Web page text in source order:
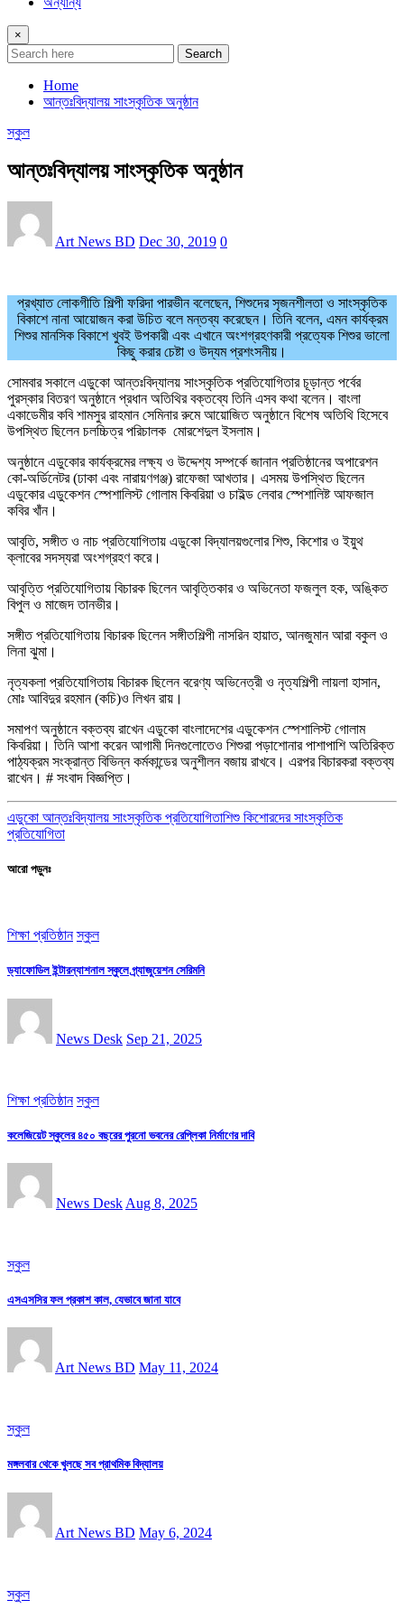
×
Search
Home
আন্তঃবিদ্যালয় সাংস্কৃতিক অনুষ্ঠান
স্কুল
আন্তঃবিদ্যালয় সাংস্কৃতিক অনুষ্ঠান
Art News BD Dec 30, 2019 0
প্রখ্যাত লোকগীতি শিল্পী ফরিদা পারভীন বলেছেন, শিশুদের সৃজনশীলতা ও সাংস্কৃতিক
বিকাশে নানা আয়োজন করা উচিত বলে মন্তব্য করেছেন। তিনি বলেন, এমন কার্যক্রম
শিশুর মানসিক বিকাশে খুবই উপকারী এবং এখানে অংশগ্রহণকারী প্রত্যেক শিশুর ভালো
কিছু করার চেষ্টা ও উদ্যম প্রশংসনীয়।
সোমবার সকালে এডুকো আন্তঃবিদ্যালয় সাংস্কৃতিক প্রতিযোগিতার চূড়ান্ত পর্বের
পুরস্কার বিতরণ অনুষ্ঠানে প্রধান অতিথির বক্তব্যে তিনি এসব কথা বলেন। বাংলা
একাডেমীর কবি শামসুর রাহমান সেমিনার রুমে আয়োজিত অনুষ্ঠানে বিশেষ অতিথি হিসেবে
উপস্থিত ছিলেন চলচ্চিত্র পরিচালক মোরশেদুল ইসলাম।
অনুষ্ঠানে এডুকোর কার্যক্রমের লক্ষ্য ও উদ্দেশ্য সম্পর্কে জানান প্রতিষ্ঠানের অপারেশন
কো-অর্ডিনেটর (ঢাকা এবং নারায়ণগঞ্জ) রাফেজা আখতার। এসময় উপস্থিত ছিলেন
এডুকোর এডুকেশন স্পেশালিস্ট গোলাম কিবরিয়া ও চাইল্ড লেবার স্পেশালিষ্ট আফজাল
কবির খাঁন।
আবৃতি, সঙ্গীত ও নাচ প্রতিযোগিতায় এডুকো বিদ্যালয়গুলোর শিশু, কিশোর ও ইয়ুথ
ক্লাবের সদস্যরা অংশগ্রহণ করে।
আবৃত্তি প্রতিযোগিতায় বিচারক ছিলেন আবৃত্তিকার ও অভিনেতা ফজলুল হক, অঙ্কিত
বিপুল ও মাজেদ তানভীর।
সঙ্গীত প্রতিযোগিতায় বিচারক ছিলেন সঙ্গীতশিল্পী নাসরিন হায়াত, আনজুমান আরা বকুল ও
লিনা ঝুমা।
নৃত্যকলা প্রতিযোগিতায় বিচারক ছিলেন বরেণ্য অভিনেত্রী ও নৃত্যশিল্পী লায়লা হাসান,
মোঃ আবিদুর রহমান (কচি)ও লিখন রায়।
সমাপণ অনুষ্ঠানে বক্তব্য রাখেন এডুকো বাংলাদেশের এডুকেশন স্পেশালিস্ট গোলাম
কিবরিয়া। তিনি আশা করেন আগামী দিনগুলোতেও শিশুরা পড়াশোনার পাশাপাশি অতিরিক্ত
পাঠ্যক্রম সংক্রান্ত বিভিন্ন কর্মকান্ডের অনুশীলন বজায় রাখবে। এরপর বিচারকরা বক্তব্য
রাখেন। # সংবাদ বিজ্ঞপ্তি।
এডুকো আন্তঃবিদ্যালয় সাংস্কৃতিক প্রতিযোগিতাশিশু কিশোরদের সাংস্কৃতিক
প্রতিযোগিতা
আরো পড়ুনঃ
শিক্ষা প্রতিষ্ঠান স্কুল
ড্যাফোডিল ইন্টারন্যাশনাল স্কুলে গ্র্যাজুয়েশন সেরিমনি
News Desk Sep 21, 2025
শিক্ষা প্রতিষ্ঠান স্কুল
কলেজিয়েট স্কুলের ৪৫০ বছরের পুরনো ভবনের রেপ্লিকা নির্মাণের দাবি
News Desk Aug 8, 2025
স্কুল
এসএসসির ফল প্রকাশ কাল, যেভাবে জানা যাবে
Art News BD May 11, 2024
স্কুল
মঙ্গলবার থেকে খুলছে সব প্রাথমিক বিদ্যালয়
Art News BD May 6, 2024
স্কুল